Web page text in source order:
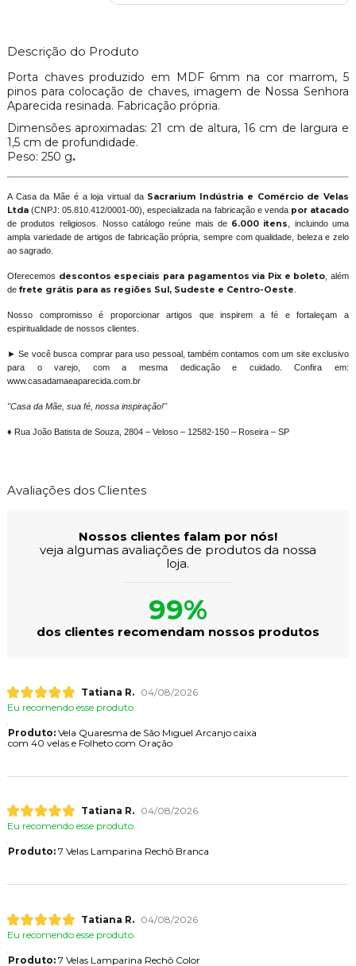
Descrição do Produto
Porta chaves produzido em MDF 6mm na cor marrom, 5
pinos para colocação de chaves, imagem de Nossa Senhora
Aparecida resinada. Fabricação própria.
Dimensões aproximadas: 21 cm de altura, 16 cm de largura e
1,5 cm de profundidade.
Peso: 250 g.
A Casa da Mãe é a loja virtual daSacrarium Indústria e Comércio de Velas
Ltda(CNPJ: 05.810.412/0001-00), especializada na fabricação e venda por atacado
de produtos religiosos. Nosso catálogo reúne mais de 6.000 itens
, incluindo uma
ampla variedade de artigos de fabricação própria, sempre com qualidade, beleza e zelo
ao sagrado.
Oferecemos descontos especiais para pagamentos via Pix e boleto , além
de frete grátis para as regiões Sul, Sudeste e Centro-Oeste
Nosso compromisso é proporcionar artigos que inspirem a fé e fortaleçam a
espiritualidade de nossos clientes.
► Se você busca comprar para uso pessoal, também contamos com um site exclusivo
para o varejo, com a mesma dedicação e cuidado. Confira em:
www.casadamaeaparecida.com.br
"Casa da Mãe, sua fé, nossa inspiração!"
♦ Rua João Batista de Souza, 2804 – Veloso – 12582-150 – Roseira – SP
Avaliações dos Clientes
Nossos clientes falam por nós!
veja algumas avaliações de produtos da nossa
loja.
99%
dos clientes recomendam nossos produtos
Tatiana R.
04/08/2026
Eu recomendo esse produto.
Produto:Vela Quaresma de São Miguel Arcanjo caixa
com 40 velas e Folheto com Oração
Tatiana R.
04/08/2026
Eu recomendo esse produto.
Produto:7 Velas Lamparina Rechô Branca
Tatiana R.
04/08/2026
Eu recomendo esse produto.
Produto:7 Velas Lamparina Rechô Color